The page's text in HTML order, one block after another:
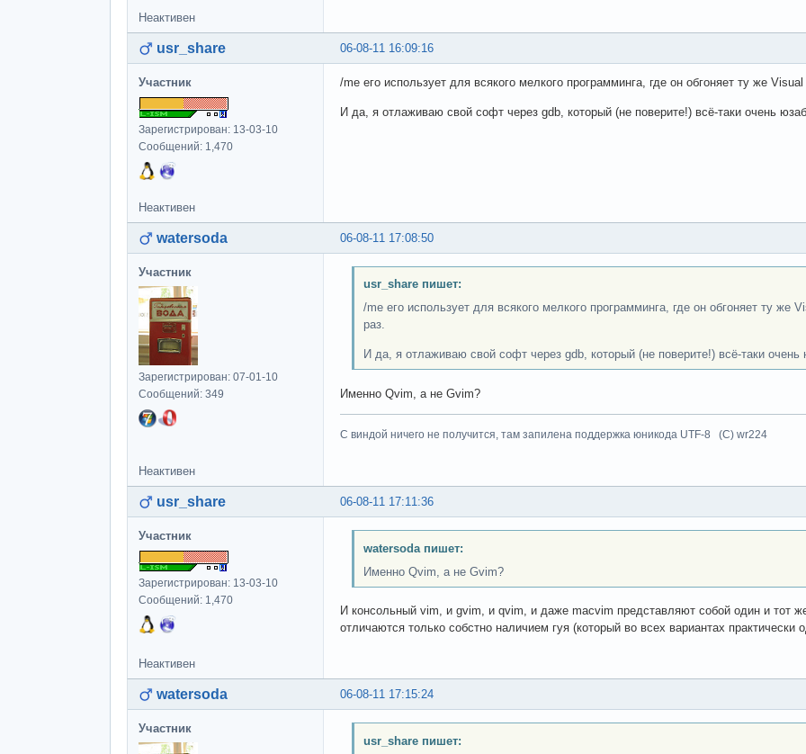
Неактивен
06-08-11 16:09:16
usr_share
Участник
Зарегистрирован: 13-03-10
Сообщений: 1,470
/me его использует для всякого мелкого программинга, где он обгоняет ту же
И да, я отлаживаю свой софт через gdb, который (не поверите!) всё-таки очень
Неактивен
06-08-11 17:08:50
watersoda
Участник
Зарегистрирован: 07-01-10
Сообщений: 349
usr_share пишет:
/me его использует для всякого мелкого программинга, где он обгоняет ту же
раз.
И да, я отлаживаю свой софт через gdb, который (не поверите!) всё-таки очень
Именно Qvim, а не Gvim?
С виндой ничего не получится, там запилена поддержка юникода UTF-8 (C) wr224
Неактивен
06-08-11 17:11:36
usr_share
Участник
Зарегистрирован: 13-03-10
Сообщений: 1,470
watersoda пишет:
Именно Qvim, а не Gvim?
И консольный vim, и gvim, и qvim, и даже macvim представляют собой один и тот
отличаются только собстно наличием гуя (который во всех вариантах практически
Неактивен
06-08-11 17:15:24
watersoda
Участник
usr_share пишет: